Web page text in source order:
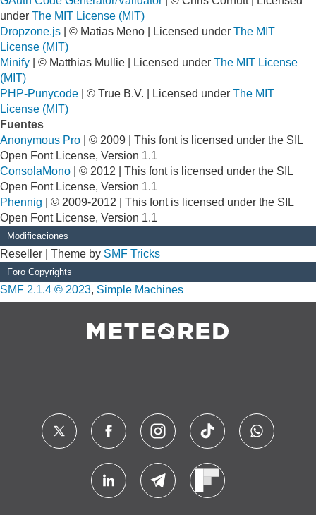
under The MIT License (MIT)
Dropzone.js | © Matias Meno | Licensed under The MIT
License (MIT)
Minify | © Matthias Mullie | Licensed under The MIT License
(MIT)
PHP-Punycode | © True B.V. | Licensed under The MIT
License (MIT)
Fuentes
Anonymous Pro | © 2009 | This font is licensed under the SIL
Open Font License, Version 1.1
ConsolaMono | © 2012 | This font is licensed under the SIL
Open Font License, Version 1.1
Phennig | © 2009-2012 | This font is licensed under the SIL
Open Font License, Version 1.1
Modificaciones
Reseller | Theme by SMF Tricks
Foro Copyrights
SMF 2.1.4 © 2023, Simple Machines